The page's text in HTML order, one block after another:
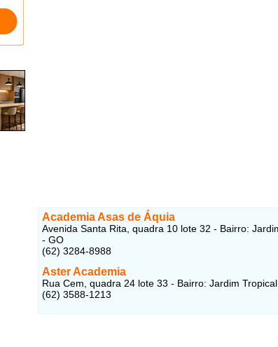
Academia Asas de Áquia
Avenida Santa Rita, quadra 10 lote 32 - Bairro:
- GO
(62) 3284-8988
Aster Academia
Rua Cem, quadra 24 lote 33 - Bairro: Jardim
(62) 3588-1213